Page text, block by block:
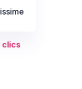
clics